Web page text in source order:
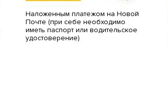
Наложенным платежом на Новой
Почте (при себе необходимо
иметь паспорт или водительское
удостоверение)